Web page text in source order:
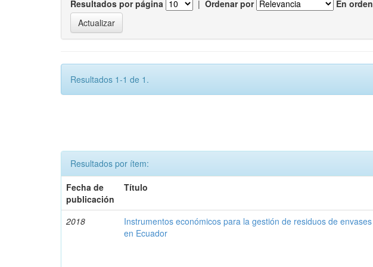
Resultados por página | Ordenar por En orden
Resultados 1-1 de 1.
Resultados por ítem:
Fecha de
publicación
Título
2018
Instrumentos económicos para la gestión de residuos de envases
en Ecuador